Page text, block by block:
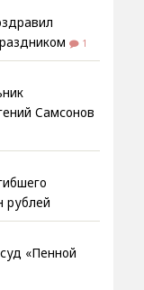
1
Самсонов
рублей
«Пенной